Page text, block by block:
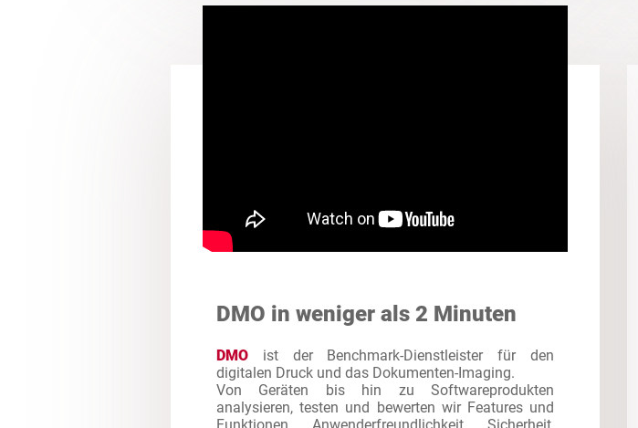
DMO in weniger als 2 Minuten
DMO ist der Benchmark-Dienstleister für den
digitalen Druck und das Dokumenten-Imaging.
Von Geräten bis hin zu Softwareprodukten
analysieren, testen und bewerten wir Features und